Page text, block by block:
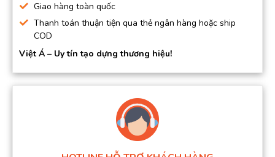
Giao hàng toàn quốc
Thanh toán thuận tiện qua thẻ ngân hàng hoặc ship
COD
Việt Á – Uy tín tạo dựng thương hiệu!